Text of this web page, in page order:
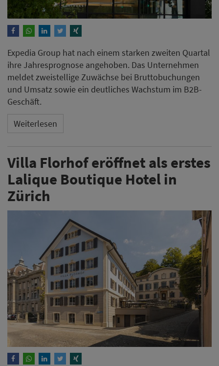
Expedia Group hat nach einem starken zweiten Quartal
ihre Jahresprognose angehoben. Das Unternehmen
meldet zweistellige Zuwächse bei Bruttobuchungen
und Umsatz sowie ein deutliches Wachstum im B2B-
Geschäft.
Weiterlesen
Villa Florhof eröffnet als erstes
Lalique Boutique Hotel in
Zürich